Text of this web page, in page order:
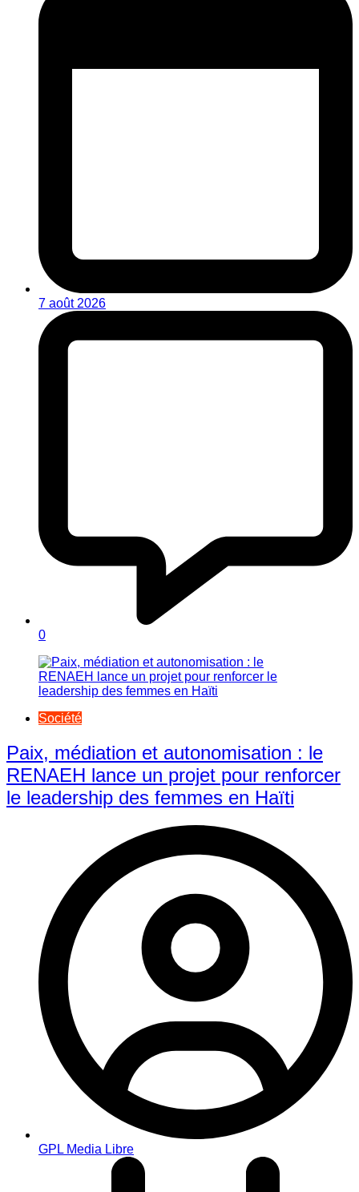
7 août 2026
0
Société
Paix, médiation et autonomisation : le
RENAEH lance un projet pour renforcer
le leadership des femmes en Haïti
GPL Media Libre